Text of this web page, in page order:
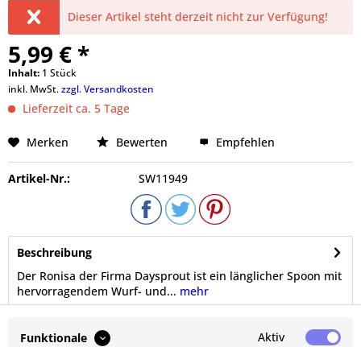
Dieser Artikel steht derzeit nicht zur Verfügung!
5,99 € *
Inhalt: 1 Stück
inkl. MwSt.zzgl. Versandkosten
Lieferzeit ca. 5 Tage
Merken Bewerten Empfehlen
Artikel-Nr.: SW11949
Beschreibung
Der Ronisa der Firma Daysprout ist ein länglicher Spoon mit
hervorragendem Wurf- und... mehr
Bewertungen
0
Funktionale Aktiv